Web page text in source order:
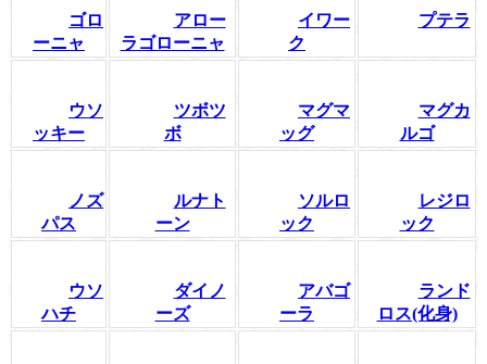
ゴロ
ーニャ
アロー
ラゴローニャ
イワー
ク
プテラ
ウソ
ッキー
ツボツ
ボ
マグマ
ッグ
マグカ
ルゴ
ノズ
パス
ルナト
ーン
ソルロ
ック
レジロ
ック
ウソ
ハチ
ダイノ
ーズ
アバゴ
ーラ
ランド
ロス(化身)